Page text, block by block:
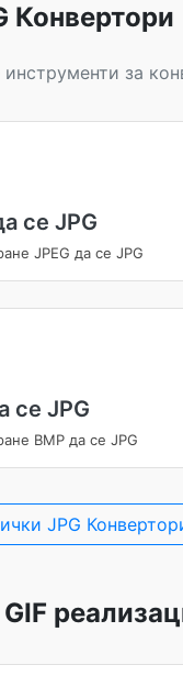
Конвертори
за
се JPG
JPEG да се JPG
се JPG
BMP да се JPG
JPG